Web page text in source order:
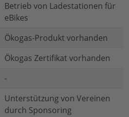
Betrieb von Ladestationen für
eBikes
Ökogas-Produkt vorhanden
Ökogas Zertifikat vorhanden
-
Unterstützung von Vereinen
durch Sponsoring